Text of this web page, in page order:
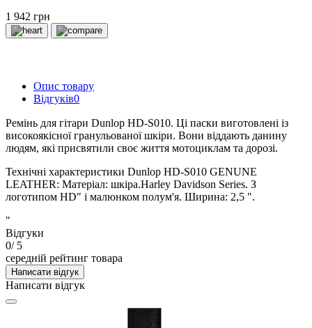
1 942 грн
Опис товару
Відгуків0
Ремінь для гітари Dunlop НD-S010. Ці паски виготовлені із
високоякісної гранульованої шкіри. Вони віддають данину
людям, які присвятили своє життя мотоциклам та дорозі.
Технічні характеристики Dunlop НD-S010 GENUNE
LEATHER: Матеріал: шкіра.Harley Davidson Series. З
логотипом HD" і малюнком полум'я. Ширина: 2,5 ".
"
Відгуки
0/ 5
середній рейтинг товара
Написати відгук
Написати відгук